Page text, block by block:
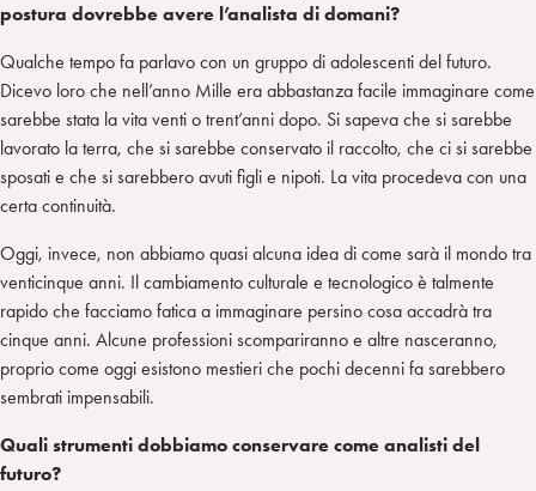
postura dovrebbe avere l’analista di domani?
Qualche tempo fa parlavo con un gruppo di adolescenti del futuro.
Dicevo loro che nell’anno Mille era abbastanza facile immaginare come
sarebbe stata la vita venti o trent’anni dopo. Si sapeva che si sarebbe
lavorato la terra, che si sarebbe conservato il raccolto, che ci si sarebbe
sposati e che si sarebbero avuti figli e nipoti. La vita procedeva con una
certa continuità.
Oggi, invece, non abbiamo quasi alcuna idea di come sarà il mondo tra
venticinque anni. Il cambiamento culturale e tecnologico è talmente
rapido che facciamo fatica a immaginare persino cosa accadrà tra
cinque anni. Alcune professioni scompariranno e altre nasceranno,
proprio come oggi esistono mestieri che pochi decenni fa sarebbero
sembrati impensabili.
Quali strumenti dobbiamo conservare come analisti del
futuro?